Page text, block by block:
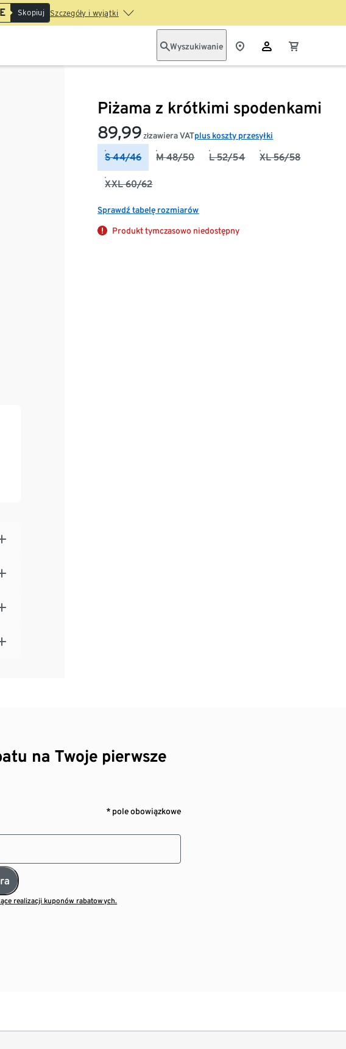
Skopiuj Szczegóły i wyjątki
Wyszukiwanie
Piżama z krótkimi spodenkami
89,99 złzawiera VATplus koszty przesyłki
S 44/46 M 48/50 L 52/54 XL 56/58
XXL 60/62
Sprawdź tabelę rozmiarów
Produkt tymczasowo niedostępny
na Twoje pierwsze
* pole obowiązkowe
realizacji kuponów rabatowych.